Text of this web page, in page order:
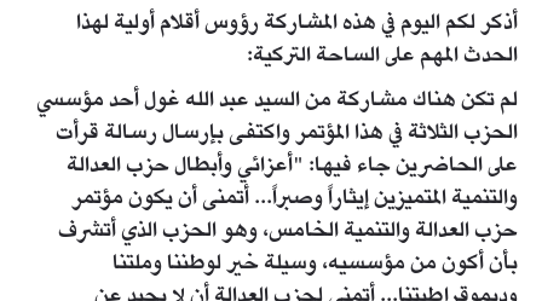
أذكر لكم اليوم في هذه المشاركة رؤوس أقلام أولية لهذا
الحدث المهم على الساحة التركية:
لم تكن هناك مشاركة من السيد عبد الله غول أحد مؤسسي
الحزب الثلاثة في هذا المؤتمر واكتفى بإرسال رسالة قرأت
على الحاضرين جاء فيها: "أعزائي وأبطال حزب العدالة
والتنمية المتميزين إيثاراً وصبراً... أتمنى أن يكون مؤتمر
حزب العدالة والتنمية الخامس، وهو الحزب الذي أتشرف
بأن أكون من مؤسسيه، وسيلة خير لوطننا وملتنا